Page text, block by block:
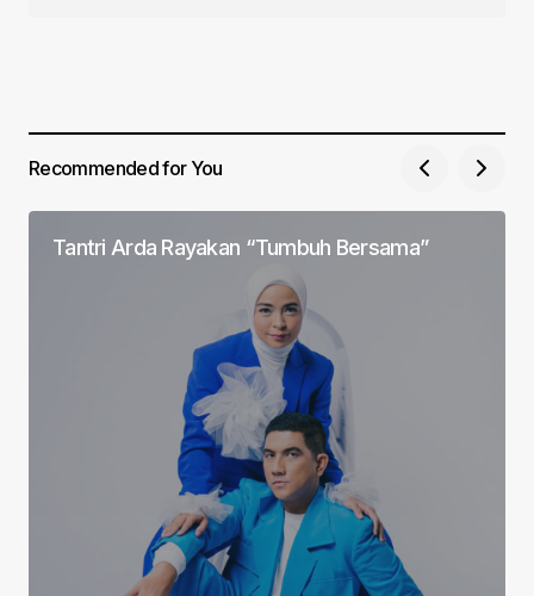
Recommended for You
Tantri Arda Rayakan “Tumbuh Bersama”